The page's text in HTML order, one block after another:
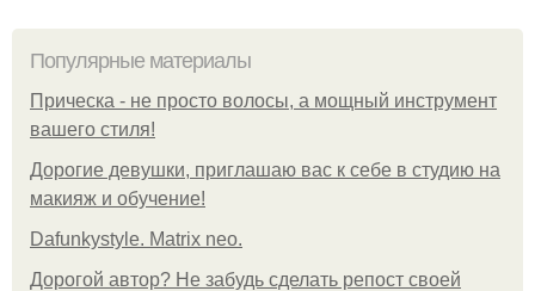
Популярные материалы
Прическа - не просто волосы, а мощный инструмент
вашего стиля!
Дорогие девушки, приглашаю вас к себе в студию на
макияж и обучение!
Dafunkystyle. Matrix neo.
Дорогой автор? Не забудь сделать репост своей